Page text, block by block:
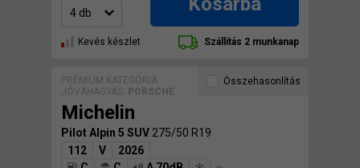
Kevés készlet Szállítás 2 munkanap
PRÉMIUM KATEGÓRIA
JÓVÁHAGYÁS: PORSCHE
Michelin
Pilot Alpin 5 SUV 275/50 R19
112
V
2026
Összehasonlítás